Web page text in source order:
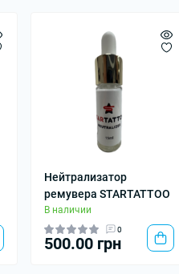
Нейтрализатор
ремувера STARTATTOO
В наличии
0
500.00 грн